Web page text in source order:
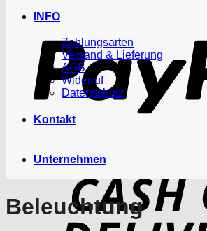
INFO
Zahlungsarten
Versand & Lieferung
AGB
Widerruf
Datenschutz
Kontakt
Unternehmen
Beleuchtung